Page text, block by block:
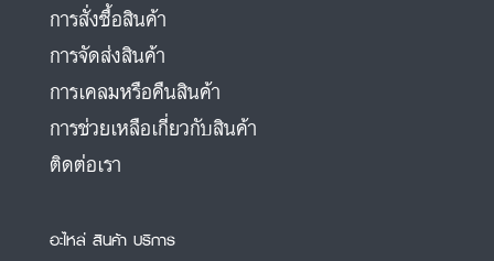
การสั่งซื้อสินค้า
การจัดส่งสินค้า
การเคลมหรือคืนสินค้า
การช่วยเหลือเกี่ยวกับสินค้า
ติดต่อเรา
อะไหล่ สินค้า บริการ